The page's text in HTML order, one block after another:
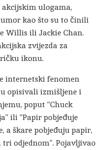
ulogama,
kao što su to činili
Willis ili Jackie Chan.
zvijezda za
ikonu.
internetski fenomen
opisivali izmišljene i
poput “Chuck
ili “Papir pobjeđuje
a škare pobjeđuju papir,
odjednom”. Pojavljivao